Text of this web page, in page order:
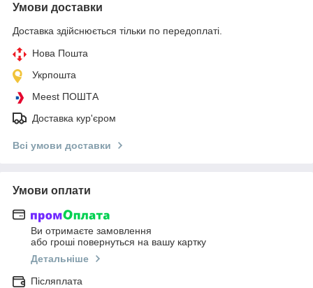
Умови доставки
Доставка здійснюється тільки по передоплаті.
Нова Пошта
Укрпошта
Meest ПОШТА
Доставка кур'єром
Всі умови доставки
Умови оплати
Ви отримаєте замовлення
або гроші повернуться на вашу картку
Детальніше
Післяплата